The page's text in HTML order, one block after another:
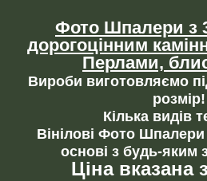
Фото Шпалери з
дорогоцінним
Перлами,
Вироби виготовляємо
розмір!
Кілька видів
Вінілові Фото Шпалери
основі з будь-яким
Ціна вказана